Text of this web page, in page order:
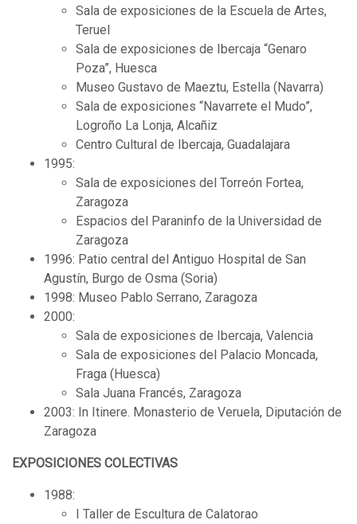
Sala de exposiciones de la Escuela de Artes,
Teruel
Sala de exposiciones de Ibercaja “Genaro
Poza”, Huesca
Museo Gustavo de Maeztu, Estella (Navarra)
Sala de exposiciones “Navarrete el Mudo”,
Logroño La Lonja, Alcañiz
Centro Cultural de Ibercaja, Guadalajara
1995:
Sala de exposiciones del Torreón Fortea,
Zaragoza
Espacios del Paraninfo de la Universidad de
Zaragoza
1996: Patio central del Antiguo Hospital de San
Agustín, Burgo de Osma (Soria)
1998: Museo Pablo Serrano, Zaragoza
2000:
Sala de exposiciones de Ibercaja, Valencia
Sala de exposiciones del Palacio Moncada,
Fraga (Huesca)
Sala Juana Francés, Zaragoza
2003: In Itinere. Monasterio de Veruela, Diputación de
Zaragoza
EXPOSICIONES COLECTIVAS
1988:
I Taller de Escultura de Calatorao